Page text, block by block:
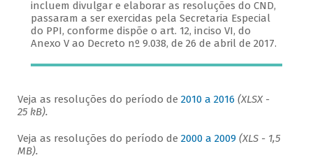
incluem divulgar e elaborar as resoluções do CND,
passaram a ser exercidas pela Secretaria Especial
do PPI, conforme dispõe o art. 12, inciso VI, do
Anexo V ao Decreto nº 9.038, de 26 de abril de 2017.
Veja as resoluções do período de 2010 a 2016 (XLSX -
25 kB).
Veja as resoluções do período de 2000 a 2009 (XLS - 1,5
MB).